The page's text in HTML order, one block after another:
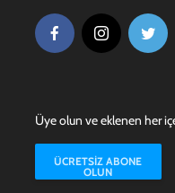
Üye olun ve eklenen her
ÜCRETSIZ ABONE
OLUN